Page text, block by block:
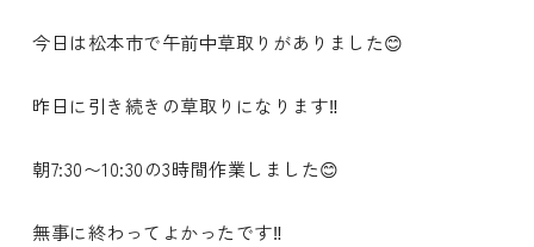
今日は松本市で午前中草取りがありました😊
昨日に引き続きの草取りになります‼️
朝7:30〜10:30の3時間作業しました😊
無事に終わってよかったです‼️